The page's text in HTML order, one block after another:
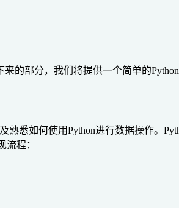
的部分，我们将提供一个简单的
悉如何使用Python进行数据操作。
流程：